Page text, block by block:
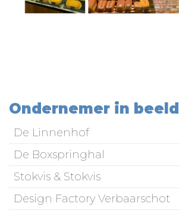
Ondernemer in beeld
De Linnenhof
De Boxspringhal
Stokvis & Stokvis
Design Factory Verbaarschot